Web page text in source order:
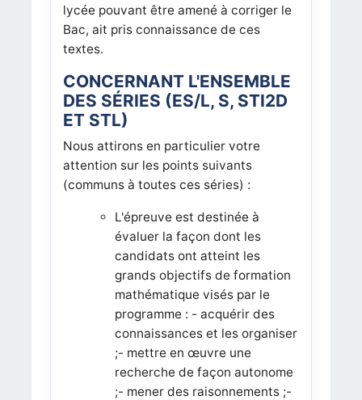
lycée pouvant être amené à corriger le
Bac, ait pris connaissance de ces
textes.
CONCERNANT L'ENSEMBLE
DES SÉRIES (ES/L, S, STI2D
ET STL)
Nous attirons en particulier votre
attention sur les points suivants
(communs à toutes ces séries) :
L'épreuve est destinée à
évaluer la façon dont les
candidats ont atteint les
grands objectifs de formation
mathématique visés par le
programme : - acquérir des
connaissances et les organiser
;- mettre en œuvre une
recherche de façon autonome
;- mener des raisonnements ;-